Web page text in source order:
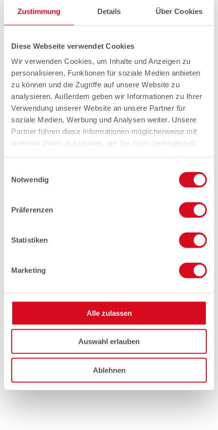
Zustimmung Details Über Cookies
Diese Webseite verwendet Cookies
Wir verwenden Cookies, um Inhalte und Anzeigen zu
personalisieren, Funktionen für soziale Medien anbieten
zu können und die Zugriffe auf unsere Website zu
analysieren. Außerdem geben wir Informationen zu Ihrer
Verwendung unserer Website an unsere Partner für
soziale Medien, Werbung und Analysen weiter. Unsere
Partner führen diese Informationen möglicherweise mit
weiteren Daten zusammen, die Sie ihnen bereitgestellt
Notwendig
Präferenzen
Statistiken
Marketing
Alle zulassen
Auswahl erlauben
Ablehnen